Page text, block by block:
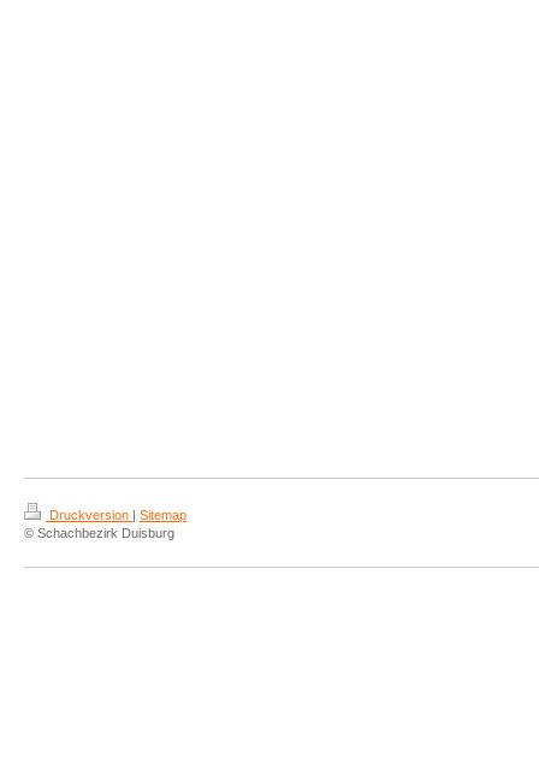
Druckversion | Sitemap
© Schachbezirk Duisburg